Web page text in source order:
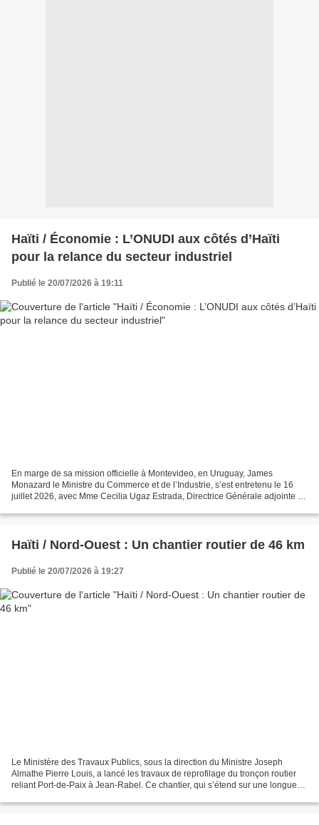
Haïti / Économie : L’ONUDI aux côtés d’Haïti
pour la relance du secteur industriel
Publié le 20/07/2026 à 19:11
En marge de sa mission officielle à Montevideo, en Uruguay, James
Monazard le Ministre du Commerce et de l’Industrie, s’est entretenu le 16
juillet 2026, avec Mme Cecilia Ugaz Estrada, Directrice Générale adjointe de
Haïti / Nord-Ouest : Un chantier routier de 46 km
Publié le 20/07/2026 à 19:27
Le Ministère des Travaux Publics, sous la direction du Ministre Joseph
Almathe Pierre Louis, a lancé les travaux de reprofilage du tronçon routier
reliant Port-de-Paix à Jean-Rabel. Ce chantier, qui s’étend sur une longueur